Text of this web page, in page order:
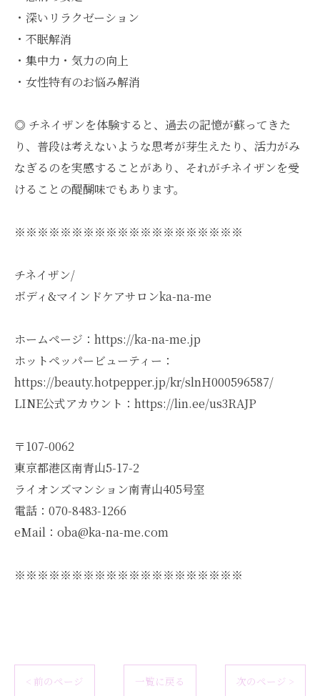
・深いリラクゼーション
・不眠解消
・集中力・気力の向上
・女性特有のお悩み解消
◎ チネイザンを体験すると、過去の記憶が蘇ってきた
り、普段は考えないような思考が芽生えたり、活力がみ
なぎるのを実感することがあり、それがチネイザンを受
けることの醍醐味でもあります。
※※※※※※※※※※※※※※※※※※※※
チネイザン/
ボディ&マインドケアサロンka-na-me
ホームページ：https://ka-na-me.jp
ホットペッパービューティー：
https://beauty.hotpepper.jp/kr/slnH000596587/
LINE公式アカウント：https://lin.ee/us3RAJP
〒107-0062
東京都港区南青山5-17-2
ライオンズマンション南青山405号室
電話：070-8483-1266
eMail：oba@ka-na-me.com
※※※※※※※※※※※※※※※※※※※※
< 前のページ 一覧に戻る 次のページ >